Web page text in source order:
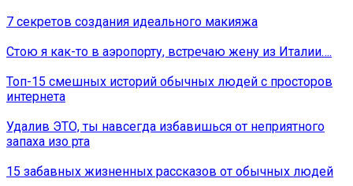
7 секретов создания идеального макияжа
Стою я как-то в аэропорту, встречаю жену из Италии….
Топ-15 смешных историй обычных людей с просторов
интернета
Удалив ЭТО, ты навсегда избавишься от неприятного
запаха изо рта
15 забавных жизненных рассказов от обычных людей